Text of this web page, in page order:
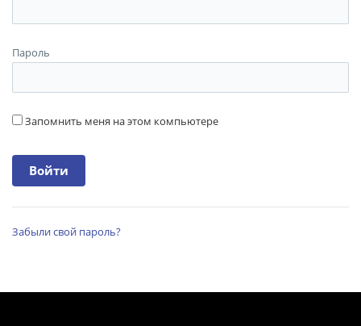
Пароль
Запомнить меня на этом компьютере
Забыли свой пароль?